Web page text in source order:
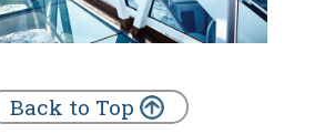
Back to Top